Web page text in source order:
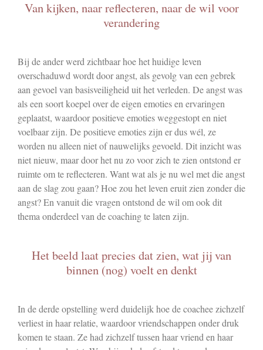
Van kijken, naar reflecteren, naar de wil voor
verandering
Bij de ander werd zichtbaar hoe het huidige leven
overschaduwd wordt door angst, als gevolg van een gebrek
aan gevoel van basisveiligheid uit het verleden. De angst was
als een soort koepel over de eigen emoties en ervaringen
geplaatst, waardoor positieve emoties weggestopt en niet
voelbaar zijn. De positieve emoties zijn er dus wél, ze
worden nu alleen niet of nauwelijks gevoeld. Dit inzicht was
niet nieuw, maar door het nu zo voor zich te zien ontstond er
ruimte om te reflecteren. Want wat als je nu wel met die angst
aan de slag zou gaan? Hoe zou het leven eruit zien zonder die
angst? En vanuit die vragen ontstond de wil om ook dit
thema onderdeel van de coaching te laten zijn.
Het beeld laat precies dat zien, wat jij van
binnen (nog) voelt en denkt
In de derde opstelling werd duidelijk hoe de coachee zichzelf
verliest in haar relatie, waardoor vriendschappen onder druk
komen te staan. Ze had zichzelf tussen haar vriend en haar